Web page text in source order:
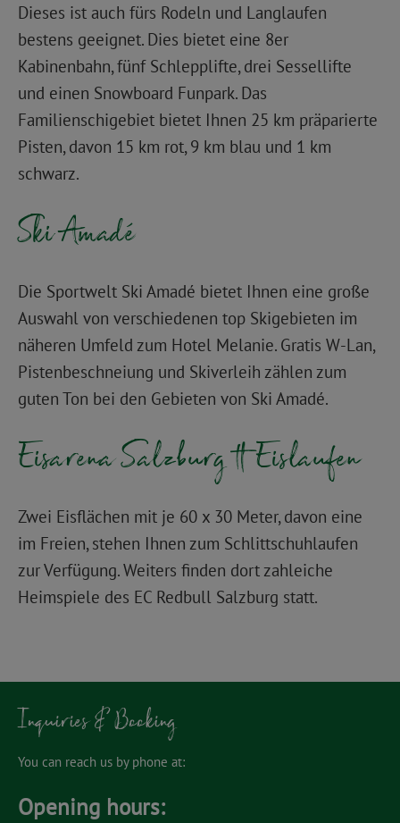
Dieses ist auch fürs Rodeln und Langlaufen
bestens geeignet. Dies bietet eine 8er
Kabinenbahn, fünf Schlepplifte, drei Sessellifte
und einen Snowboard Funpark. Das
Familienschigebiet bietet Ihnen 25 km präparierte
Pisten, davon 15 km rot, 9 km blau und 1 km
schwarz.
Ski Amadé
Die Sportwelt Ski Amadé bietet Ihnen eine große
Auswahl von verschiedenen top Skigebieten im
näheren Umfeld zum Hotel Melanie. Gratis W-Lan,
Pistenbeschneiung und Skiverleih zählen zum
guten Ton bei den Gebieten von Ski Amadé.
Eisarena Salzburg - Eislaufen
Zwei Eisflächen mit je 60 x 30 Meter, davon eine
im Freien, stehen Ihnen zum Schlittschuhlaufen
zur Verfügung. Weiters finden dort zahleiche
Heimspiele des EC Redbull Salzburg statt.
Inquiries & Booking
You can reach us by phone at:
Opening hours: